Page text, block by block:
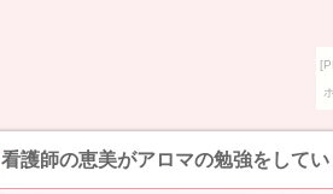
看護師の恵美がアロマの勉強をしてい